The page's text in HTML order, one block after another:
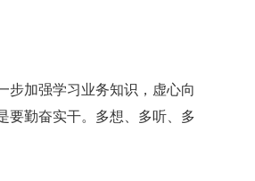
加强学习业务知识，虚心向
要勤奋实干。多想、多听、多